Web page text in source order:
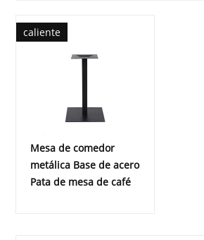
caliente
Mesa de comedor
metálica Base de acero
Pata de mesa de café